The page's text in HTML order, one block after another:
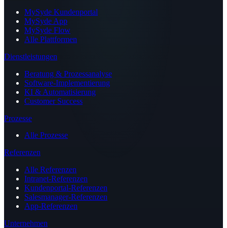
MySyde Kundenportal
MySyde App
MySyde Flow
Alle Plattformen
Dienstleistungen
Beratung & Prozessanalyse
Software-Implementierung
KI & Automatisierung
Customer Success
Prozesse
Alle Prozesse
Referenzen
Alle Referenzen
Intranet-Referenzen
Kundenportal-Referenzen
Salesmanager-Referenzen
App-Referenzen
Unternehmen